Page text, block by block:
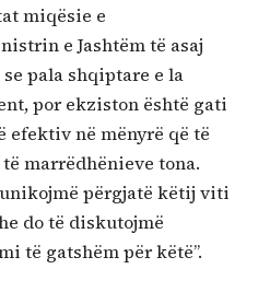
miqësie e
e Jashtëm të asaj
pala shqiptare e la
por ekziston është gati
efektiv në mënyrë që të
marrëdhënieve tona.
përgjatë këtij viti
do të diskutojmë
të gatshëm për këtë”.